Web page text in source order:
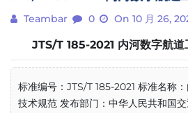
Teambar 0 On 10 月 26,
JTS/T 185-2021 内河数字航道
标准编号：JTS/T 185-2021 标准名称
技术规范 发布部门：中华人民共和国交